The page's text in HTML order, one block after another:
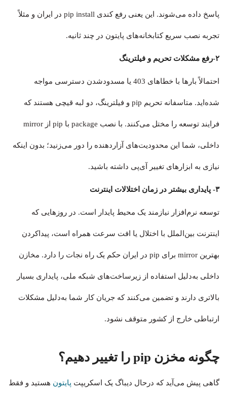
پاسخ داده می‌شوند. این یعنی رفع کندی pip install در ایران و مثلاً
تجربه نصب سریع کتابخانه‌های پایتون در چند ثانیه.
۲-رفع مشکلات تحریم و فیلترینگ
احتمالاً بارها با خطاهای 403 یا مسدودشدن دسترسی مواجه
شده‌اید. متاسفانه تحریم pip و فیلترینگ، دو لبه قیچی هستند که
فرایند توسعه را مختل می‌کنند. با نصب package با pip از mirror
داخلی، شما این محدودیت‌های آزاردهنده را دور می‌زنید؛ بدون اینکه
نیازی به ابزارهای تغییر آی‌پی داشته باشید.
۳- پایداری بیشتر در زمان اختلالات اینترنت
توسعه نرم‌افزار نیازمند یک محیط پایدار است. در روزهایی که
اینترنت بین‌الملل با اختلال یا افت سرعت همراه است، پیداکردن
بهترین mirror برای pip در ایران حکم یک راه نجات را دارد. مخازن
داخلی به‌دلیل استفاده از زیرساخت‌های شبکه ملی، پایداری بسیار
بالاتری دارند و تضمین می‌کنند که جریان کار شما به‌دلیل مشکلات
ارتباطی خارج از کشور متوقف نشود.
چگونه مخزن pip را تغییر دهیم؟
گاهی پیش می‌آی‍د که درحال دیباگ یک اسکریپت پایتون هستید و فقط